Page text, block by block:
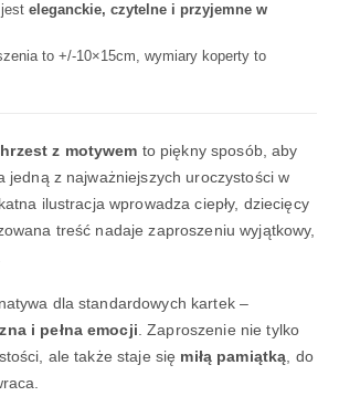
eleganckie, czytelne i przyjemne w
to +/-10×15cm, wymiary koperty to
z motywem to piękny sposób, aby
jedną z najważniejszych uroczystości w
ilustracja wprowadza ciepły, dziecięcy
treść nadaje zaproszeniu wyjątkowy,
dla standardowych kartek –
i pełna emocji. Zaproszenie nie tylko
ale także staje się miłą pamiątką, do